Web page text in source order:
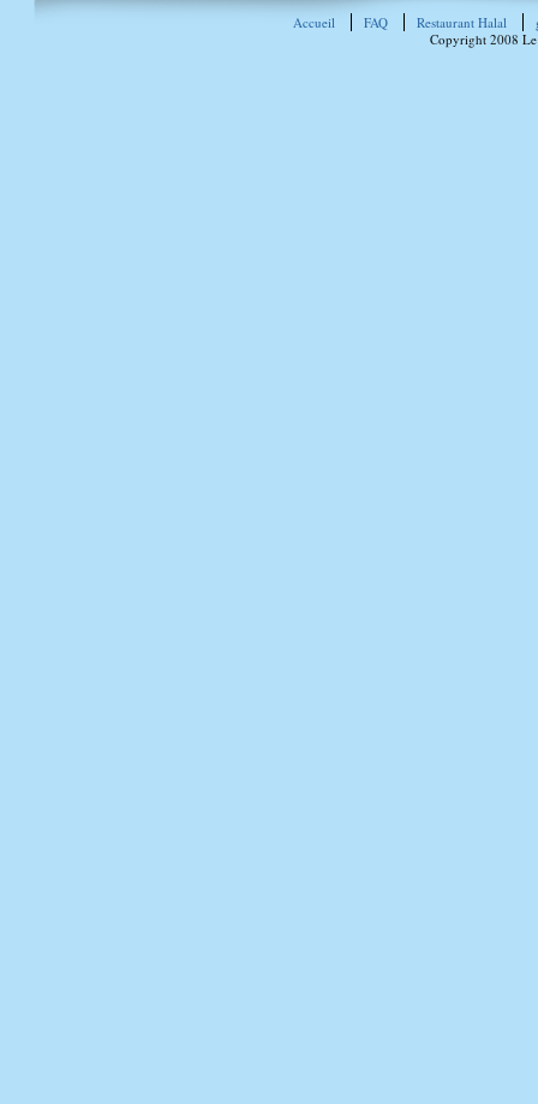
Accueil FAQ Restaurant Halal
Copyright 2008